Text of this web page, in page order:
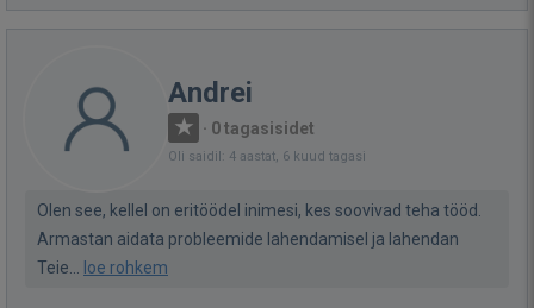
Andrei
· 0 tagasisidet
Oli saidil: 4 aastat, 6 kuud tagasi
Olen see, kellel on eritöödel inimesi, kes soovivad teha tööd.
Armastan aidata probleemide lahendamisel ja lahendan
Teie...
loe rohkem